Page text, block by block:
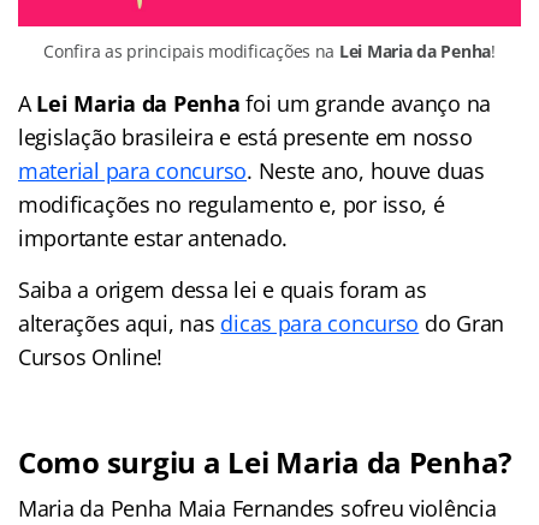
Confira as principais modificações na Lei Maria da Penha!
A Lei Maria da Penha foi um grande avanço na
legislação brasileira e está presente em nosso
material para concurso. Neste ano, houve duas
modificações no regulamento e, por isso, é
importante estar antenado.
Saiba a origem dessa lei e quais foram as
alterações aqui, nas dicas para concurso do Gran
Cursos Online!
Como surgiu a Lei Maria da Penha?
Maria da Penha Maia Fernandes sofreu violência